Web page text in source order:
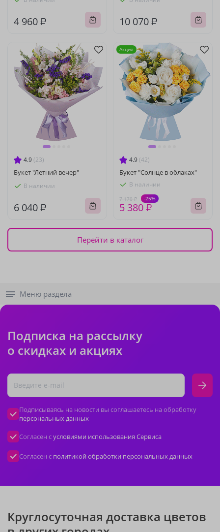
4 960 ₽ 10 070 ₽
4.9 (23)
Букет "Летний вечер"
В наличии
6 040 ₽
4.9 (42)
Букет "Солнце в облаках"
В наличии
7 170 ₽ -25%
5 380 ₽
Акция
Перейти в каталог
Меню раздела
Подписка на рассылку
о скидках и акциях
Подписываясь на новости вы соглашаетесь на обработку
персональных данных
Согласен сусловиями использования Сервиса
Согласен с политикой обработки персональных данных
Круглосуточная доставка цветов